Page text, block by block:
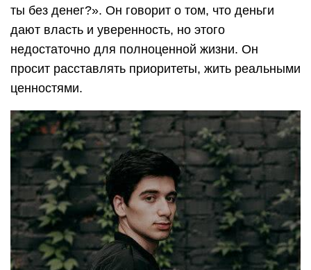
ты без денег?». Он говорит о том, что деньги
дают власть и уверенность, но этого
недостаточно для полноценной жизни. Он
просит расставлять приоритеты, жить реальными
ценностями.